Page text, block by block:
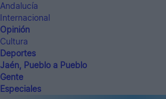
Andalucía
Internacional
Opinión
Cultura
Deportes
Jaén, Pueblo a Pueblo
Gente
Especiales